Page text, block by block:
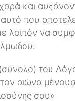
και
αυτό που
λοιπόν να
του
τον αιώνα
σου»